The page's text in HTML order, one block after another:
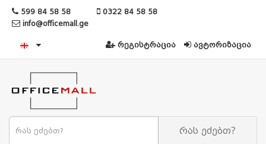
599 84 58 58
0322 84 58 58
info@officemall.ge
რეგისტრაცია ავტორიზაცია
რას ეძებთ?